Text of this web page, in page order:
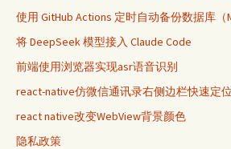
使用 GitHub Actions 定时自动备份数据库（
将 DeepSeek 模型接入 Claude Code
前端使用浏览器实现asr语音识别
react-native仿微信通讯录右侧边栏快速定
react native改变WebView背景颜色
隐私政策